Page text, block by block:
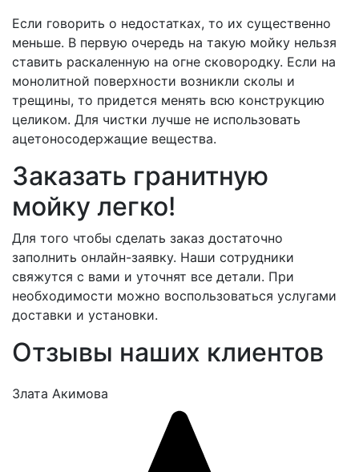
Если говорить о недостатках, то их существенно
меньше. В первую очередь на такую мойку нельзя
ставить раскаленную на огне сковородку. Если на
монолитной поверхности возникли сколы и
трещины, то придется менять всю конструкцию
целиком. Для чистки лучше не использовать
ацетоносодержащие вещества.
Заказать гранитную
мойку легко!
Для того чтобы сделать заказ достаточно
заполнить онлайн-заявку. Наши сотрудники
свяжутся с вами и уточнят все детали. При
необходимости можно воспользоваться услугами
доставки и установки.
Отзывы наших клиентов
Злата Акимова